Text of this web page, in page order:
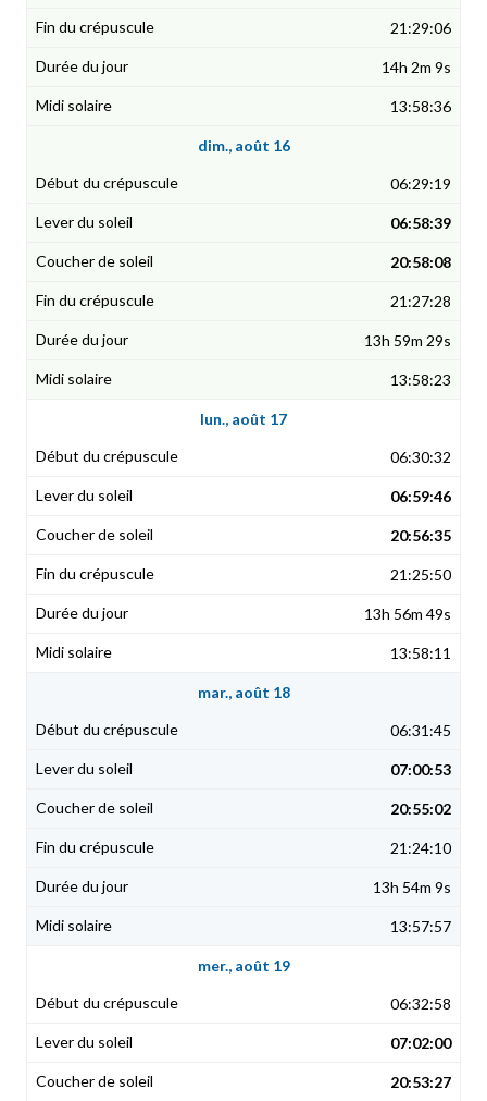
21:29:06
14h 2m 9s
13:58:36
dim., août 16
06:29:19
06:58:39
20:58:08
21:27:28
13h 59m 29s
13:58:23
lun., août 17
06:30:32
06:59:46
20:56:35
21:25:50
13h 56m 49s
13:58:11
mar., août 18
06:31:45
07:00:53
20:55:02
21:24:10
13h 54m 9s
13:57:57
mer., août 19
06:32:58
07:02:00
20:53:27